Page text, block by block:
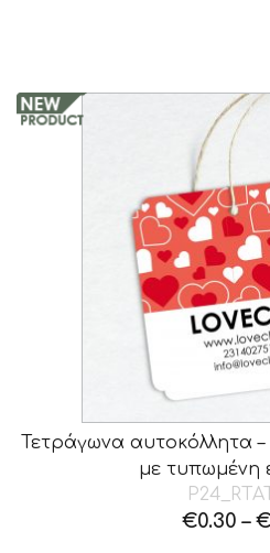
Τετράγωνα αυτοκόλλητα
με τυπωμένη
€0.30 – €